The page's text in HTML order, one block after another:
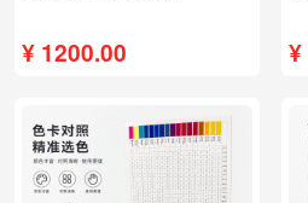
¥ 1200.00 ¥